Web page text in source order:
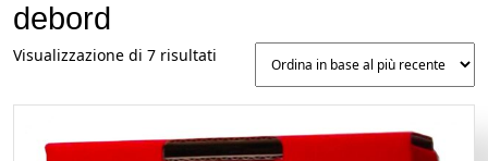
debord
Visualizzazione di 7 risultati
base
più